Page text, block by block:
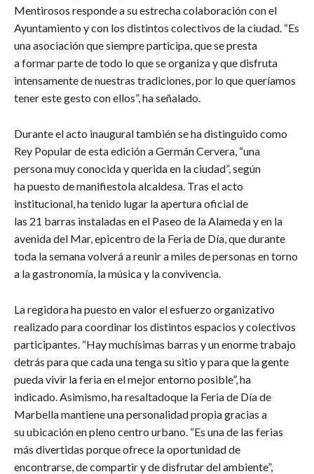
Mentirosos responde a su estrecha colaboración con el
Ayuntamiento y con los distintos colectivos de la ciudad. “Es
una asociación que siempre participa, que se presta
a formar parte de todo lo que se organiza y que disfruta
intensamente de nuestras tradiciones, por lo que queríamos
tener este gesto con ellos”, ha señalado.
​Durante el acto inaugural también se ha distinguido como
Rey Popular de esta edición a Germán Cervera, “una
persona muy conocida y querida en la ciudad”, según
ha puesto de manifiestola alcaldesa. Tras el acto
institucional, ha tenido lugar la apertura oficial de
las 21 barras instaladas en el Paseo de la Alameda y en la
avenida del Mar, epicentro de la Feria de Día, que durante
toda la semana volverá a reunir a miles de personas en torno
a la gastronomía, la música y la convivencia.
​La regidora ha puesto en valor el esfuerzo organizativo
realizado para coordinar los distintos espacios y colectivos
participantes. “Hay muchísimas barras y un enorme trabajo
detrás para que cada una tenga su sitio y para que la gente
pueda vivir la feria en el mejor entorno posible”, ha
indicado. Asimismo, ha resaltadoque la Feria de Día de
Marbella mantiene una personalidad propia gracias a
su ubicación en pleno centro urbano. “Es una de las ferias
más divertidas porque ofrece la oportunidad de
encontrarse, de compartir y de disfrutar del ambiente”,